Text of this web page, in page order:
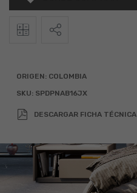
Calculadora Alto
ORIGEN: COLOMBIA
SKU: SPDPNAB16JX
DESCARGAR FICHA TÉCNICA